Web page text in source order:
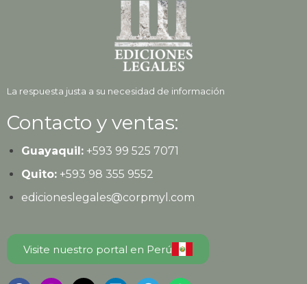
La respuesta justa a su necesidad de información
Contacto y ventas:
Guayaquil:+593 99 525 7071
Quito:+593 98 355 9552
edicioneslegales@corpmyl.com
Visite nuestro portal en Perú